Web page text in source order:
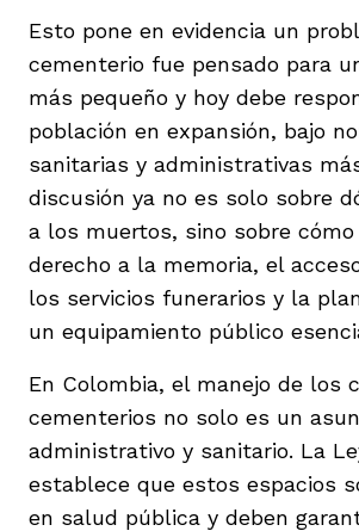
Esto pone en evidencia un
cementerio fue pensado para
más pequeño y hoy debe
población en expansión, bajo
sanitarias y administrativas
discusión ya no es solo sobre
a los muertos, sino sobre
derecho a la memoria, el
los servicios funerarios y la
un equipamiento público
En Colombia, el manejo de los
cementerios no solo es un
administrativo y sanitario. La
establece que estos espacios
en salud pública y deben